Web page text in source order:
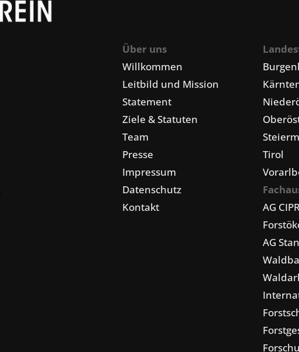
Über uns
Willkommen
Leitbild und Mission
Statement
Ziele & Statuten
Team
Presse
Impressum
Datenschutz
Kontakt
Tirol
AG
AG